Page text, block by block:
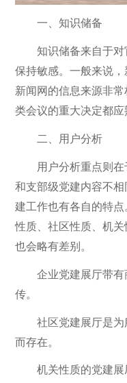
一、知识储备
知识储备来自于对
保持敏感。一般来说
新闻网的信息来源非
类会议的重大决定都应
二、用户分析
用户分析重点则在
和支部级党建内容不
建工作也有各自的特
性质、社区性质、机
也会略有差别。
企业党建展厅带有
传。
社区党建展厅是为
而存在。
机关性质的党建展